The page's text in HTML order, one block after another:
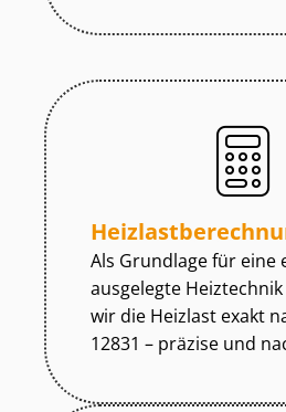
Als Grundlage für eine
ausgelegte
wir die Heizlast exakt
12831 – präzise und